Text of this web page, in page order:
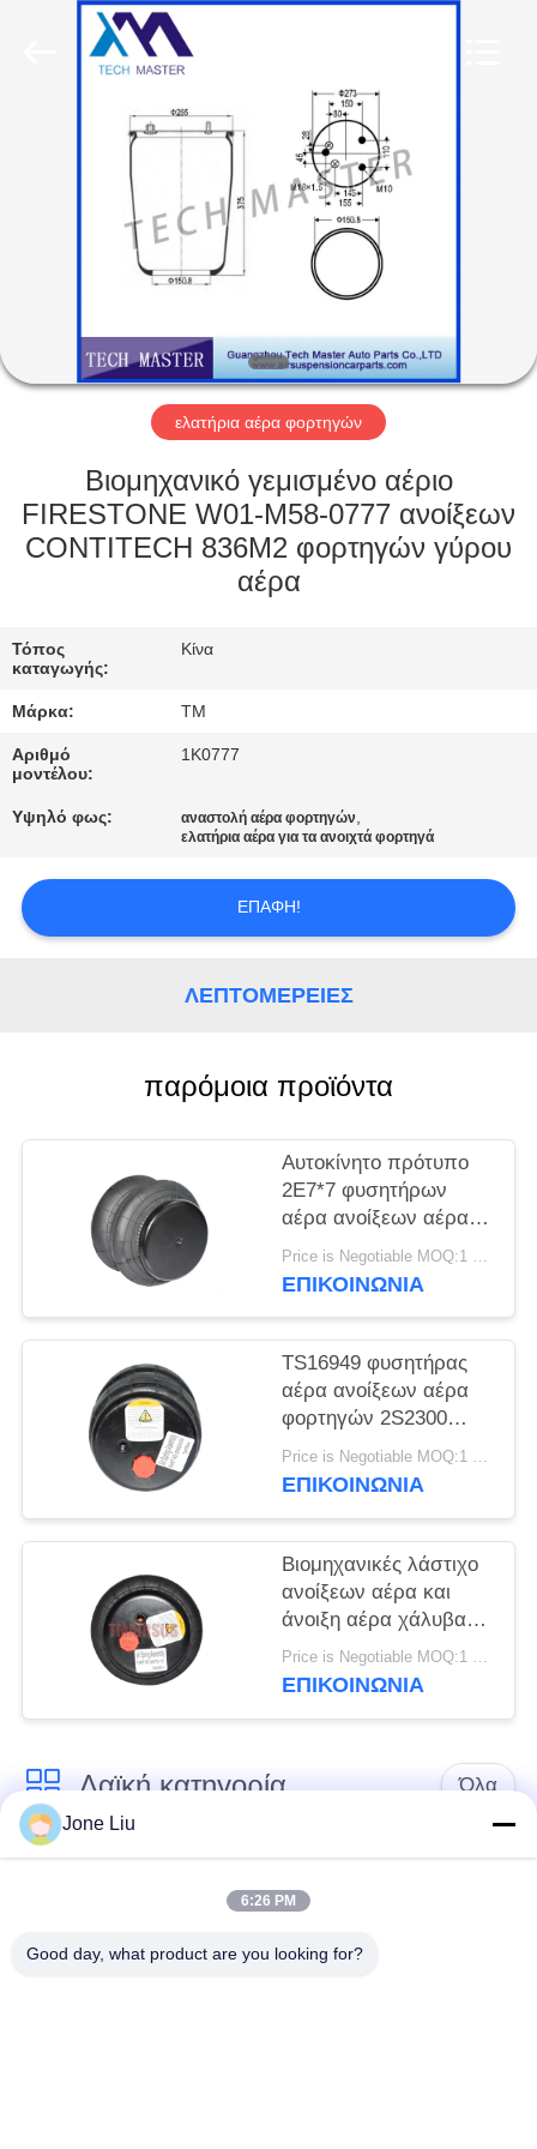
ΠΡΟΪΌΝΤΑ
ΣΧΕΤΙΚΆ
ΜΕ
ΞΕΝΆΓΗΣΗ
ΣΤΟ
ΕΛΕΓΧΟΣ
ΠΟΙΌΤΗΤΑΣ
ΕΠΙΚΟΙΝΩΝΉΣΤΕ
ΜΑΖΊ
ΝΈΑ
ΠΡΟΣΦΟΡΆ
ΙΣΤΌΤΟΠΟΥ
ΜΥΣΤΙΚΌΤΗΤΑ
ΠΟΛΙΤΙΚΉ
ελατήρια αέρα φορτηγών
Βιομηχανικό γεμισμένο αέριο
FIRESTONE W01-M58-0777 ανοίξεων
CONTITECH 836M2 φορτηγών γύρου
αέρα
Τόπος
καταγωγής:
Κίνα
Μάρκα: TM
Αριθμό
μοντέλου:
1K0777
Υψηλό φως: αναστολή αέρα φορτηγών,
ελατήρια αέρα για τα ανοιχτά φορτηγά
ΕΠΑΦΉ!
ΛΕΠΤΟΜΈΡΕΙΕΣ
παρόμοια προϊόντα
Αυτοκίνητο πρότυπο
2E7*7 φυσητήρων
αέρα ανοίξεων αέρα
φορτηγών αργιλίου
2S120-17
Price is Negotiable MOQ:1 PC
ΕΠΙΚΟΙΝΩΝΊΑ
TS16949 φυσητήρας
αέρα ανοίξεων αέρα
φορτηγών 2S2300
2E2300
Price is Negotiable MOQ:1 PC
ΕΠΙΚΟΙΝΩΝΊΑ
Βιομηχανικές λάστιχο
ανοίξεων αέρα και
άνοιξη αέρα χάλυβα
2E6*6 2S70-13
Price is Negotiable MOQ:1 PC
ΕΠΙΚΟΙΝΩΝΊΑ
Λαϊκή κατηγορία Όλα
Κλονισμός
ελατήρια αναστολής
αέρα
Μέρη αναστολής
Μέρη αναστολής
Jone Liu
6:26 PM
Good day, what product are you looking for?